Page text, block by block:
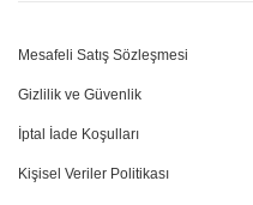
Mesafeli Satış Sözleşmesi
Gizlilik ve Güvenlik
İptal İade Koşulları
Kişisel Veriler Politikası